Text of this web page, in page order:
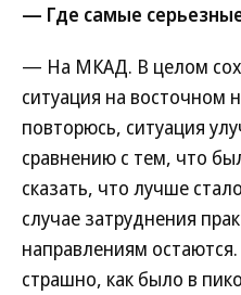
— Где самые
— На МКАД. В целом
ситуация на восточном
повторюсь, ситуация
сравнению с тем, что
сказать, что лучше
случае затруднения
направлениям
страшно, как было в